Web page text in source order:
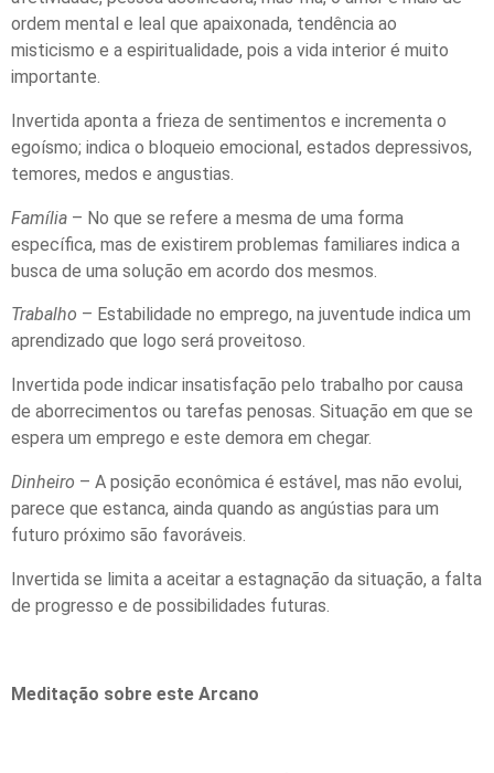
ordem mental e leal que apaixonada, tendência ao
misticismo e a espiritualidade, pois a vida interior é muito
importante.
Invertida aponta a frieza de sentimentos e incrementa o
egoísmo; indica o bloqueio emocional, estados depressivos,
temores, medos e angustias.
Família – No que se refere a mesma de uma forma
específica, mas de existirem problemas familiares indica a
busca de uma solução em acordo dos mesmos.
Trabalho – Estabilidade no emprego, na juventude indica um
aprendizado que logo será proveitoso.
Invertida pode indicar insatisfação pelo trabalho por causa
de aborrecimentos ou tarefas penosas. Situação em que se
espera um emprego e este demora em chegar.
Dinheiro – A posição econômica é estável, mas não evolui,
parece que estanca, ainda quando as angústias para um
futuro próximo são favoráveis.
Invertida se limita a aceitar a estagnação da situação, a falta
de progresso e de possibilidades futuras.
Meditação sobre este Arcano